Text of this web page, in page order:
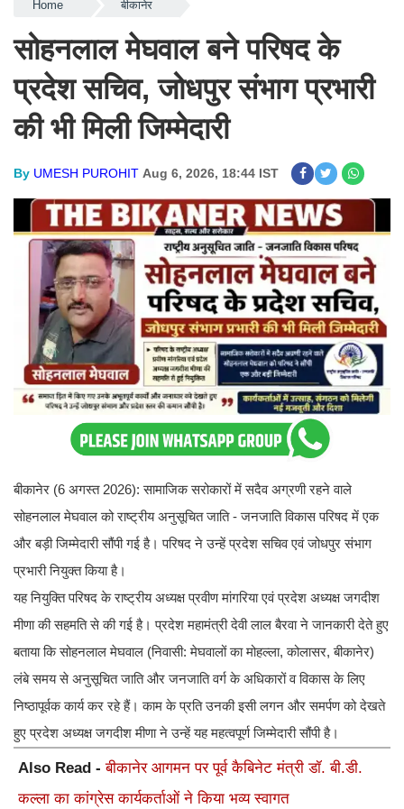
Home बीकानेर
सोहनलाल मेघवाल बने परिषद के
प्रदेश सचिव, जोधपुर संभाग प्रभारी
की भी मिली जिम्मेदारी
By UMESH PUROHIT Aug 6, 2026, 18:44 IST
बीकानेर (6 अगस्त 2026): सामाजिक सरोकारों में सदैव अग्रणी रहने वाले
सोहनलाल मेघवाल को राष्ट्रीय अनुसूचित जाति - जनजाति विकास परिषद में एक
और बड़ी जिम्मेदारी सौंपी गई है। परिषद ने उन्हें प्रदेश सचिव एवं जोधपुर संभाग
प्रभारी नियुक्त किया है।
यह नियुक्ति परिषद के राष्ट्रीय अध्यक्ष प्रवीण मांगरिया एवं प्रदेश अध्यक्ष जगदीश
मीणा की सहमति से की गई है। प्रदेश महामंत्री देवी लाल बैरवा ने जानकारी देते हुए
बताया कि सोहनलाल मेघवाल (निवासी: मेघवालों का मोहल्ला, कोलासर, बीकानेर)
लंबे समय से अनुसूचित जाति और जनजाति वर्ग के अधिकारों व विकास के लिए
निष्ठापूर्वक कार्य कर रहे हैं। काम के प्रति उनकी इसी लगन और समर्पण को देखते
हुए प्रदेश अध्यक्ष जगदीश मीणा ने उन्हें यह महत्वपूर्ण जिम्मेदारी सौंपी है।
Also Read -बीकानेर आगमन पर पूर्व कैबिनेट मंत्री डॉ. बी.डी.
कल्ला का कांग्रेस कार्यकर्ताओं ने किया भव्य स्वागत